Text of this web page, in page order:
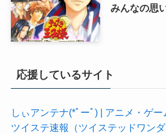
みんなの思
応援しているサイト
しぃアンテナ(*ﾟーﾟ) | アニメ・ゲー
ツイステ速報（ツイステッドワン